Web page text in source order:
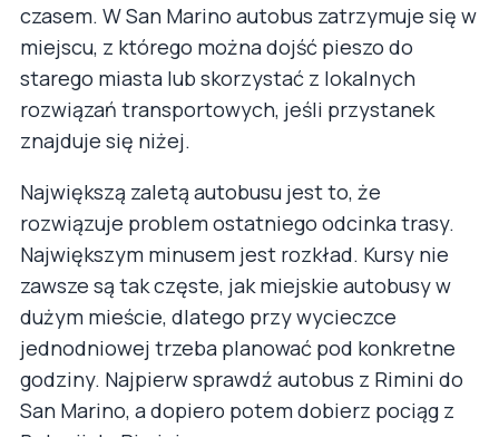
czasem. W San Marino autobus zatrzymuje się w
miejscu, z którego można dojść pieszo do
starego miasta lub skorzystać z lokalnych
rozwiązań transportowych, jeśli przystanek
znajduje się niżej.
Największą zaletą autobusu jest to, że
rozwiązuje problem ostatniego odcinka trasy.
Największym minusem jest rozkład. Kursy nie
zawsze są tak częste, jak miejskie autobusy w
dużym mieście, dlatego przy wycieczce
jednodniowej trzeba planować pod konkretne
godziny. Najpierw sprawdź autobus z Rimini do
San Marino, a dopiero potem dobierz pociąg z